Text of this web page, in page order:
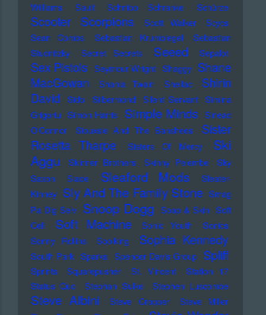
Williams
Sault Schnipo Schranke Schürze
Scooter Scorpions Scott Walker
Scycs
Sean Combs
Sebastian Krumbiegel
Sebastian
Studnitzky
Secret Secrets Seeed Sepalot
Sex Pistols Seymour Wright Shaggy Shane
MacGowan
Shania Twain Shellac
Shirin
David
Sido Silbermond Silent Servant Simina
Grigoriu Simon Harris Simple Minds Sinead
O'Connor
Siouxsie And The Banshees
Sister
Rosetta Tharpe
Sisters Of Mercy
Ski
Aggu
Skinner Brothers Skinny Pelembe
Sky
Saxon
Slade Sleaford Mods
Sleater-
Kinney Sly And The Family Stone Smag
Pa Dig Selv Snoop Dogg Soap & Skin Soft
Cell
Soft Machine Sonic Youth
Sonics
Sonny Rollins
Soolking Sophia Kennedy
South Park Sparks Spencer Davis Group Spliff
Sprints Squarepusher St. Vincent
Station 17
Status Quo
Stephan Sulke Stephen Luscombe
Steve Albini Steve Cropper
Steve Miller